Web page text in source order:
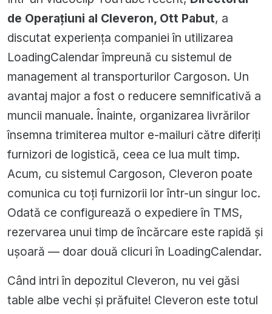
de Operațiuni al Cleveron, Ott Pabut, a
discutat experiența companiei în utilizarea
LoadingCalendar împreună cu sistemul de
management al transporturilor Cargoson. Un
avantaj major a fost o reducere semnificativă a
muncii manuale. Înainte, organizarea livrărilor
însemna trimiterea multor e-mailuri către diferiți
furnizori de logistică, ceea ce lua mult timp.
Acum, cu sistemul Cargoson, Cleveron poate
comunica cu toți furnizorii lor într-un singur loc.
Odată ce configurează o expediere în TMS,
rezervarea unui timp de încărcare este rapidă și
ușoară — doar două clicuri în LoadingCalendar.
Când intri în depozitul Cleveron, nu vei găsi
table albe vechi și prăfuite! Cleveron este totul